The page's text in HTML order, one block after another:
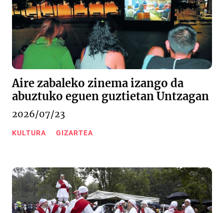
Aire zabaleko zinema izango da
abuztuko eguen guztietan Untzagan
2026/07/23
KULTURA GIZARTEA